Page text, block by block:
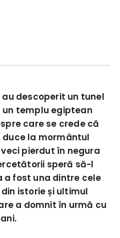
au descoperit un tunel
un templu egiptean
care se crede că
la mormântul
pierdut în negura
speră să-l
a fost una dintre cele
istorie și ultimul
a domnit în urmă cu